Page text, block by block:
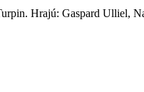
Hrajú: Gaspard Ulliel,